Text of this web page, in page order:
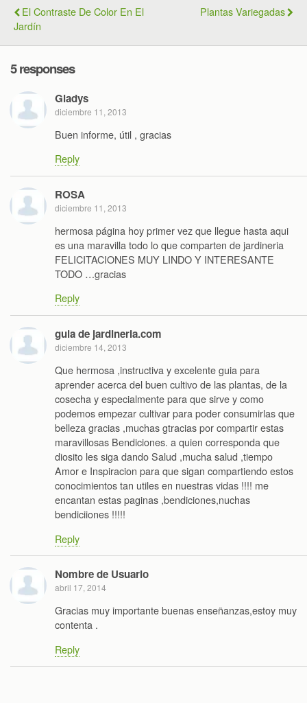
El Contraste De Color En El
Jardín
Plantas Variegadas
5 responses
Gladys
diciembre 11, 2013
Buen informe, útil , gracias
Reply
ROSA
diciembre 11, 2013
hermosa página hoy primer vez que llegue hasta aqui
es una maravilla todo lo que comparten de jardineria
FELICITACIONES MUY LINDO Y INTERESANTE
TODO …gracias
Reply
guia de jardineria.com
diciembre 14, 2013
Que hermosa ,instructiva y excelente guia para
aprender acerca del buen cultivo de las plantas, de la
cosecha y especialmente para que sirve y como
podemos empezar cultivar para poder consumirlas que
belleza gracias ,muchas gtracias por compartir estas
maravillosas Bendiciones. a quien corresponda que
diosito les siga dando Salud ,mucha salud ,tiempo
Amor e Inspiracion para que sigan compartiendo estos
conocimientos tan utiles en nuestras vidas !!!! me
encantan estas paginas ,bendiciones,nuchas
bendiciiones !!!!!
Reply
Nombre de Usuario
abril 17, 2014
Gracias muy importante buenas enseñanzas,estoy muy
contenta .
Reply